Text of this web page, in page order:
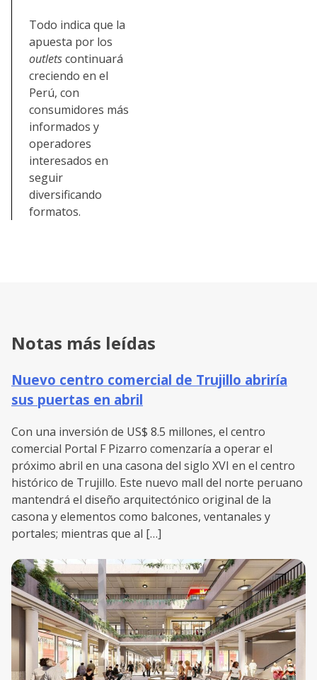
Todo indica que la
apuesta por los
outletscontinuará
creciendo en el
Perú, con
consumidores más
informados y
operadores
interesados en
seguir
diversificando
formatos.
Notas más leídas
Nuevo centro comercial de Trujillo abriría
sus puertas en abril
Con una inversión de US$ 8.5 millones, el centro
comercial Portal F Pizarro comenzaría a operar el
próximo abril en una casona del siglo XVI en el centro
histórico de Trujillo. Este nuevo mall del norte peruano
mantendrá el diseño arquitectónico original de la
casona y elementos como balcones, ventanales y
portales; mientras que al […]